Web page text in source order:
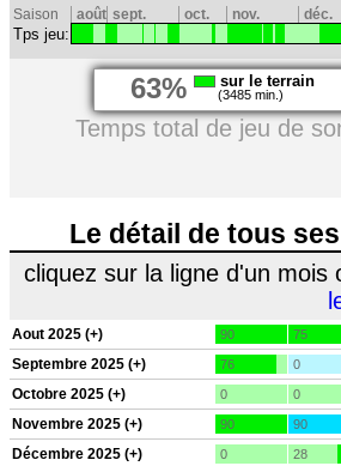
Saison août sept. oct. nov. déc.
Tps jeu:
63% sur le terrain
(3485 min.)
Temps total de jeu de
Le détail de tous
cliquez sur la ligne d'un mois
Aout 2025 (+) 90 75
Septembre 2025 (+) 76 0
Octobre 2025 (+) 0 0
Novembre 2025 (+) 90 90
Décembre 2025 (+) 0 28